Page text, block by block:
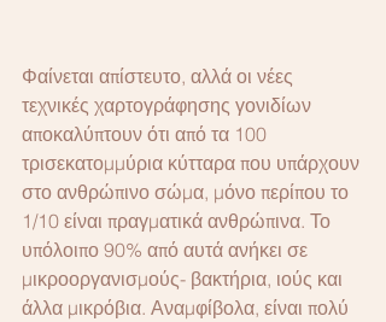
Φαίνεται απίστευτο, αλλά οι νέες
τεχνικές χαρτογράφησης γονιδίων
αποκαλύπτουν ότι από τα 100
τρισεκατομμύρια κύτταρα που υπάρχουν
στο ανθρώπινο σώμα, μόνο περίπου το
1/10 είναι πραγματικά ανθρώπινα. Το
υπόλοιπο 90% από αυτά ανήκει σε
μικροοργανισμούς- βακτήρια, ιούς και
άλλα μικρόβια. Αναμφίβολα, είναι πολύ